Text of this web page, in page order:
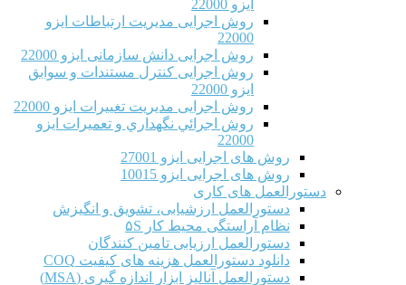
ایزو 22000
روش اجرایی مدیریت ارتباطات ایزو
22000
روش اجرایی دانش سازمانی ایزو 22000
روش اجرایی کنترل مستندات و سوابق
ایزو 22000
روش اجرایی مدیریت تغییرات ایزو 22000
روش اجرائي نگهداري و تعميرات ایزو
22000
روش های اجرایی ایزو 27001
روش های اجرایی ایزو 10015
دستورالعمل های کاری
دستورالعمل ارزشیابی، تشویق و انگیزش
نظام آراستگی محیط کار ۵S
دستورالعمل ارزیابی تامین کنندگان
دانلود دستورالعمل هزینه های کیفیت COQ
دستورالعمل آنالیز ابزار اندازه گیری (MSA)